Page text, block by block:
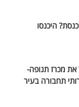
היכנסו
מכרז תנופה-
תחבורה בעיר